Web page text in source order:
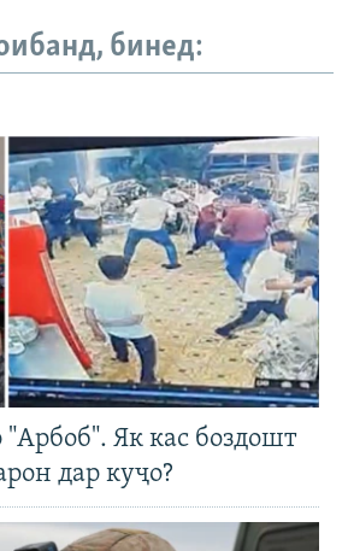
бинед:
"Арбоб". Як кас боздошт
дар куҷо?